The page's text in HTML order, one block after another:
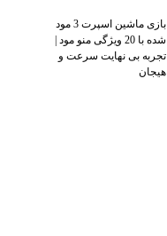
بازی ماشین اسپرت 3 مود
شده با 20 ویژگی منو مود |
تجربه بی نهایت سرعت و
هیجان